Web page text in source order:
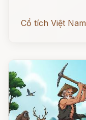
Cổ tích Việt Nam